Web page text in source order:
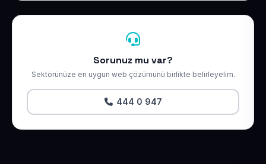
Sorunuz mu var?
Sektörünüze en uygun web çözümünü birlikte belirleyelim.
444 0 947